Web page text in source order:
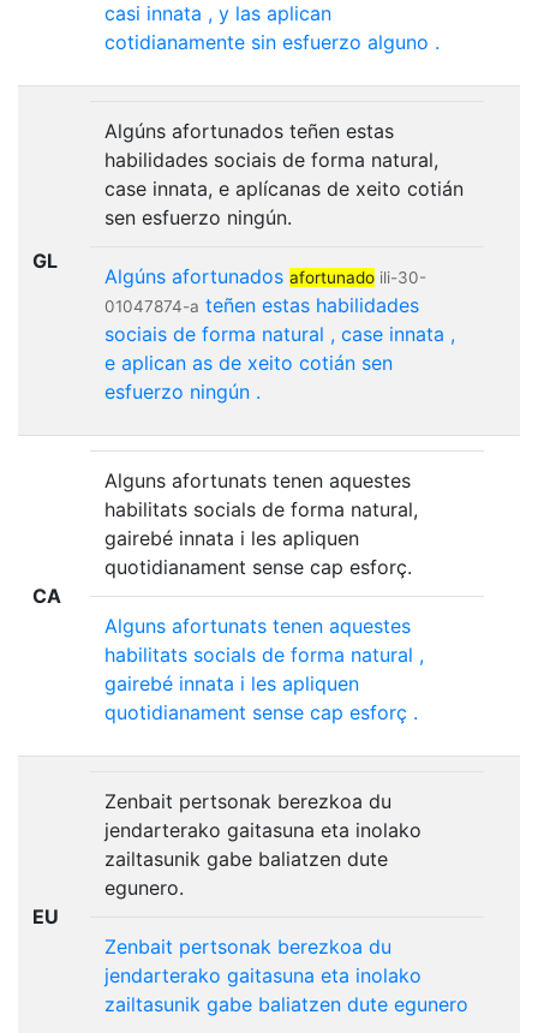
casi innata , y las aplican
cotidianamente sin esfuerzo alguno .
GL
Algúns afortunados teñen estas
habilidades sociais de forma natural,
case innata, e aplícanas de xeito cotián
sen esfuerzo ningún.
Algúns afortunados afortunado ili-30-
01047874-a teñen estas habilidades
sociais de forma natural , case innata ,
e aplican as de xeito cotián sen
esfuerzo ningún .
CA
Alguns afortunats tenen aquestes
habilitats socials de forma natural,
gairebé innata i les apliquen
quotidianament sense cap esforç.
Alguns afortunats tenen aquestes
habilitats socials de forma natural ,
gairebé innata i les apliquen
quotidianament sense cap esforç .
EU
Zenbait pertsonak berezkoa du
jendarterako gaitasuna eta inolako
zailtasunik gabe baliatzen dute
egunero.
Zenbait pertsonak berezkoa du
jendarterako gaitasuna eta inolako
zailtasunik gabe baliatzen dute egunero